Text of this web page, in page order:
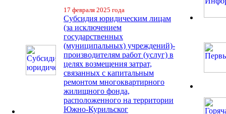
17 февраля 2025 года
Субсидия юридическим лицам
(за исключением
государственных
(муниципальных) учреждений)-
производителям работ (услуг) в
целях возмещения затрат,
связанных с капитальным
ремонтом многоквартирного
жилищного фонда,
расположенного на территории
Южно-Курильског